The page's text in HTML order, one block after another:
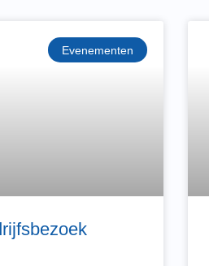
Evenementen